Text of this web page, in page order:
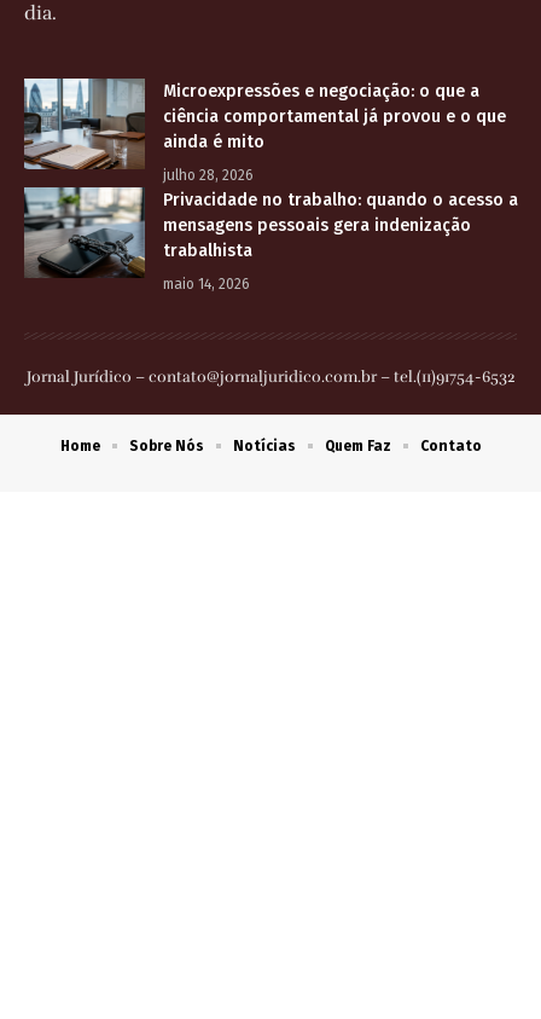
dia.
Microexpressões e negociação: o que a
ciência comportamental já provou e o que
ainda é mito
julho 28, 2026
Privacidade no trabalho: quando o acesso a
mensagens pessoais gera indenização
trabalhista
maio 14, 2026
Jornal Jurídico –contato@jornaljuridico.com.br– tel.(11)91754-6532
Home Sobre Nós Notícias Quem Faz Contato